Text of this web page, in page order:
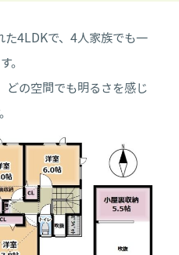
た4LDKで、4人家族でも一
。
どの空間でも明るさを感じ